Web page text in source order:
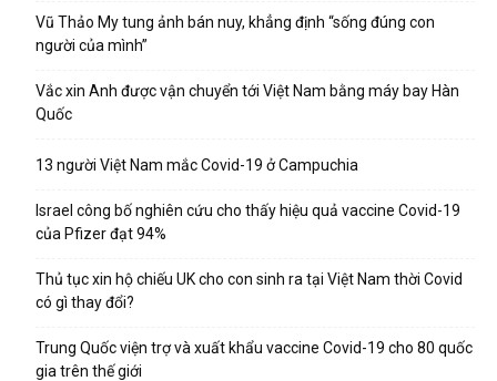
Vũ Thảo My tung ảnh bán nuy, khẳng định “sống đúng con
người của mình”
Vắc xin Anh được vận chuyển tới Việt Nam bằng máy bay Hàn
Quốc
13 người Việt Nam mắc Covid-19 ở Campuchia
Israel công bố nghiên cứu cho thấy hiệu quả vaccine Covid-19
của Pfizer đạt 94%
Thủ tục xin hộ chiếu UK cho con sinh ra tại Việt Nam thời Covid
có gì thay đổi?
Trung Quốc viện trợ và xuất khẩu vaccine Covid-19 cho 80 quốc
gia trên thế giới